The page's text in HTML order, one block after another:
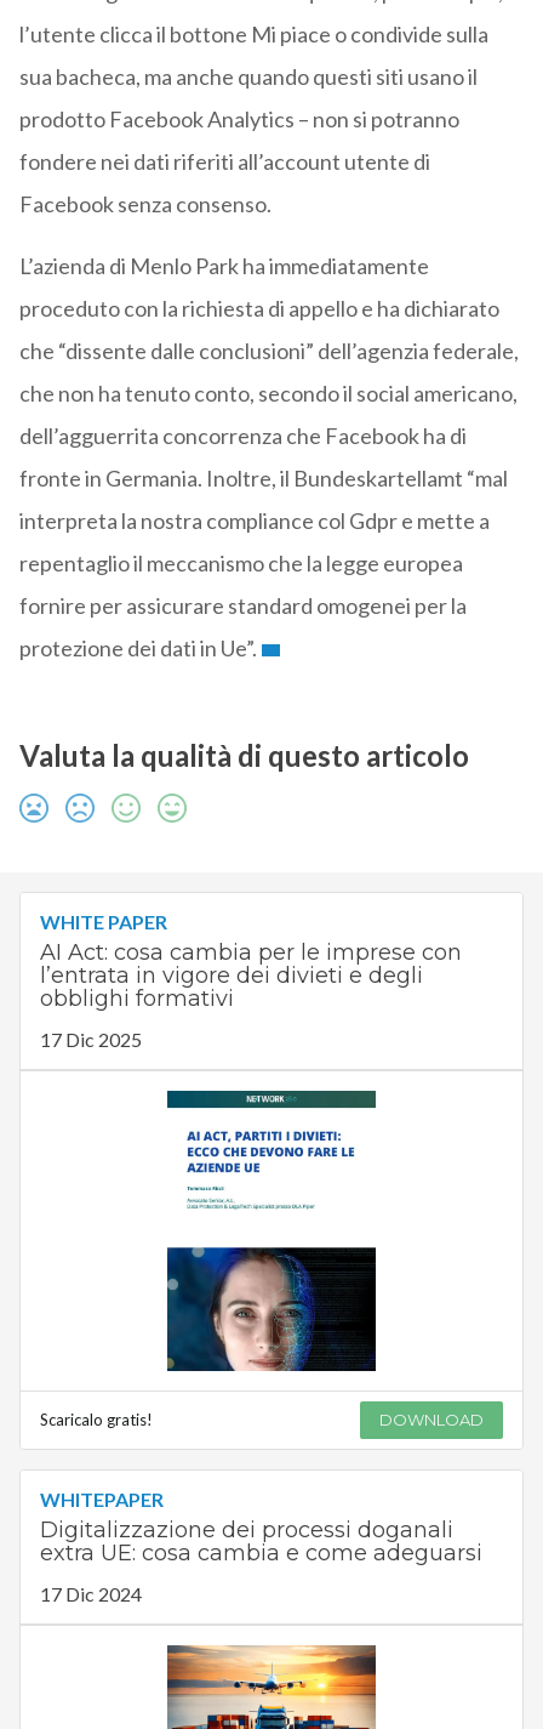
l’utente clicca il bottone Mi piace o condivide sulla
sua bacheca, ma anche quando questi siti usano il
prodotto Facebook Analytics – non si potranno
fondere nei dati riferiti all’account utente di
Facebook senza consenso.
L’azienda di Menlo Park ha immediatamente
proceduto con la richiesta di appello e ha dichiarato
che “dissente dalle conclusioni” dell’agenzia federale,
che non ha tenuto conto, secondo il social americano,
dell’agguerrita concorrenza che Facebook ha di
fronte in Germania. Inoltre, il Bundeskartellamt “mal
interpreta la nostra compliance col Gdpr e mette a
repentaglio il meccanismo che la legge europea
fornire per assicurare standard omogenei per la
protezione dei dati in Ue”.
Valuta la qualità di questo articolo
WHITE PAPER
AI Act: cosa cambia per le imprese con
l’entrata in vigore dei divieti e degli
obblighi formativi
17 Dic 2025
Scaricalo gratis! DOWNLOAD
WHITEPAPER
Digitalizzazione dei processi doganali
extra UE: cosa cambia e come adeguarsi
17 Dic 2024